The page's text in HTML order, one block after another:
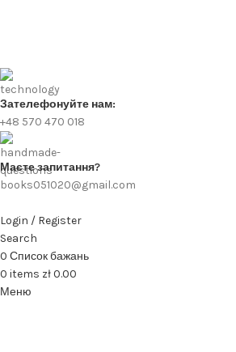
Зателефонуйте нам:
+48 570 470 018
Маєте запитання?
books051020@gmail.com
Login / Register
Search
0 Список бажань
0 items zł0.00
Меню